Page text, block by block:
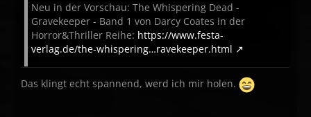
Neu in der Vorschau: The Whispering Dead -
Gravekeeper - Band 1 von Darcy Coates in der
Horror&Thriller Reihe: https://www.festa-
verlag.de/the-whispering…ravekeeper.html
Das klingt echt spannend, werd ich mir holen.